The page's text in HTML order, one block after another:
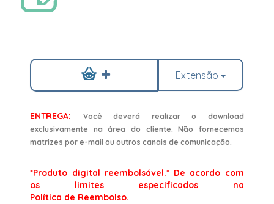
Extensão
ENTREGA:
Você deverá realizar o download
exclusivamente na área do cliente. Não fornecemos
matrizes por e-mail ou outros canais de comunicação.
*Produto digital reembolsável.* De acordo com
os limites especificados na
Política de Reembolso.